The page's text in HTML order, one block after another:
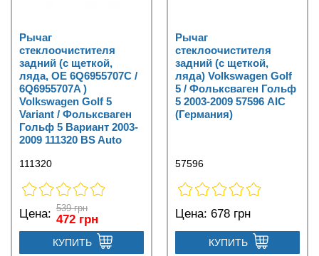
Рычаг
стеклоочистителя
задний (с щеткой,
ляда, OE 6Q6955707C /
6Q6955707A )
Volkswagen Golf 5
Variant / Фольксваген
Гольф 5 Вариант 2003-
2009 111320 BS Auto
111320
Цена: 539 грн
472 грн
КУПИТЬ
Рычаг
стеклоочистителя
задний (с щеткой,
ляда) Volkswagen Golf
5 / Фольксваген Гольф
5 2003-2009 57596 AIC
(Германия)
57596
Цена: 678 грн
КУПИТЬ